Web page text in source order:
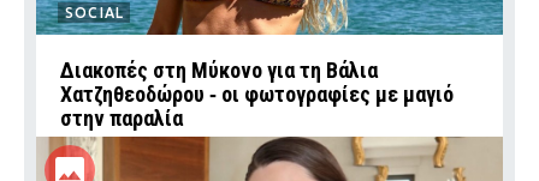
SOCIAL
Διακοπές στη Μύκονο για τη Βάλια
Χατζηθεοδώρου ‑ οι φωτογραφίες με μαγιό
στην παραλία